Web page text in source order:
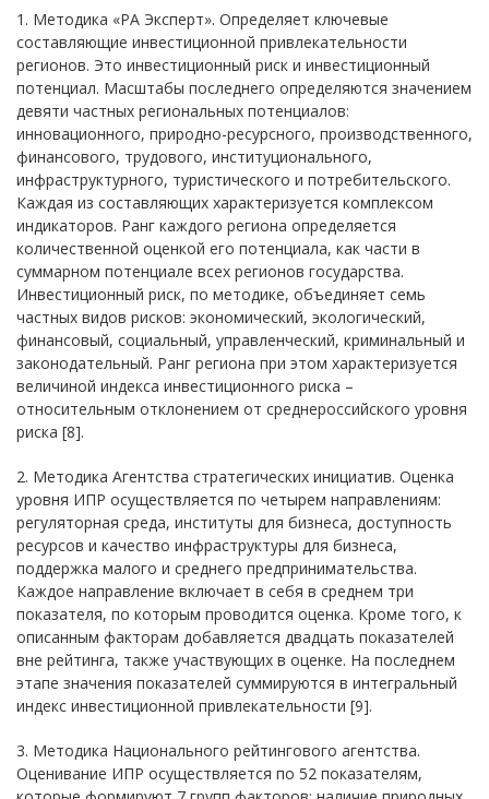
1. Методика «РА Эксперт». Определяет ключевые
составляющие инвестиционной привлекательности
регионов. Это инвестиционный риск и инвестиционный
потенциал. Масштабы последнего определяются значением
девяти частных региональных потенциалов:
инновационного, природно-ресурсного, производственного,
финансового, трудового, институционального,
инфраструктурного, туристического и потребительского.
Каждая из составляющих характеризуется комплексом
индикаторов. Ранг каждого региона определяется
количественной оценкой его потенциала, как части в
суммарном потенциале всех регионов государства.
Инвестиционный риск, по методике, объединяет семь
частных видов рисков: экономический, экологический,
финансовый, социальный, управленческий, криминальный и
законодательный. Ранг региона при этом характеризуется
величиной индекса инвестиционного риска –
относительным отклонением от среднероссийского уровня
риска [8].
2. Методика Агентства стратегических инициатив. Оценка
уровня ИПР осуществляется по четырем направлениям:
регуляторная среда, институты для бизнеса, доступность
ресурсов и качество инфраструктуры для бизнеса,
поддержка малого и среднего предпринимательства.
Каждое направление включает в себя в среднем три
показателя, по которым проводится оценка. Кроме того, к
описанным факторам добавляется двадцать показателей
вне рейтинга, также участвующих в оценке. На последнем
этапе значения показателей суммируются в интегральный
индекс инвестиционной привлекательности [9].
3. Методика Национального рейтингового агентства.
Оценивание ИПР осуществляется по 52 показателям,